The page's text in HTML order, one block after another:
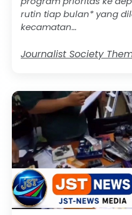
rutin tiap bulan* yang
kecamatan…
Journalist Society